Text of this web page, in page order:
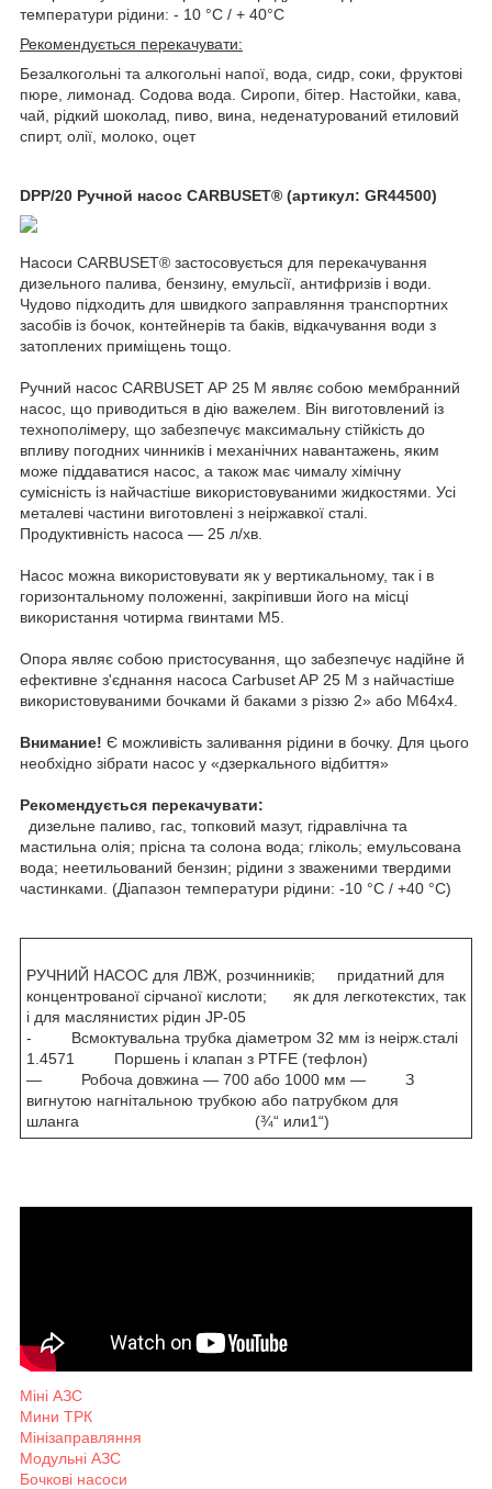
температури рідини: - 10 °C / + 40°C
Рекомендується перекачувати:
Безалкогольні та алкогольні напої, вода, сидр, соки, фруктові
пюре, лимонад. Содова вода. Сиропи, бітер. Настойки, кава,
чай, рідкий шоколад, пиво, вина, неденатурований етиловий
спирт, олії, молоко, оцет
DPP/20 Ручной насос CARBUSET® (артикул: GR44500)
Насоси CARBUSET® застосовується для перекачування
дизельного палива, бензину, емульсії, антифризів і води.
Чудово підходить для швидкого заправляння транспортних
засобів із бочок, контейнерів та баків, відкачування води з
затоплених приміщень тощо.
Ручний насос CARBUSET AP 25 M являє собою мембранний
насос, що приводиться в дію важелем. Він виготовлений із
технополімеру, що забезпечує максимальну стійкість до
впливу погодних чинників і механічних навантажень, яким
може піддаватися насос, а також має чималу хімічну
сумісність із найчастіше використовуваними жидкостями. Усі
металеві частини виготовлені з неіржавкої сталі.
Продуктивність насоса — 25 л/хв.
Насос можна використовувати як у вертикальному, так і в
горизонтальному положенні, закріпивши його на місці
використання чотирма гвинтами M5.
Опора являє собою пристосування, що забезпечує надійне й
ефективне з'єднання насоса Carbuset AP 25 M з найчастіше
використовуваними бочками й баками з різзю 2» або M64x4.
Внимание! Є можливість заливання рідини в бочку. Для цього
необхідно зібрати насос у «дзеркального відбиття»
Рекомендується перекачувати:
дизельне паливо, гас, топковий мазут, гідравлічна та
мастильна олія; прісна та солона вода; гліколь; емульсована
вода; неетильований бензин; рідини з зваженими твердими
частинками. (Діапазон температури рідини: -10 °C / +40 °C)
РУЧНИЙ НАСОС для ЛВЖ, розчинників; придатний для
концентрованої сірчаної кислоти; як для легкотекстих, так
і для маслянистих рідин JP-05
- Всмоктувальна трубка діаметром 32 мм із неірж.сталі
1.4571 Поршень і клапан з PTFE (тефлон)
— Робоча довжина — 700 або 1000 мм — З
вигнутою нагнітальною трубкою або патрубком для
шланга (¾“ или1“)
Міні АЗС
Мини ТРК
Мінізаправляння
Модульні АЗС
Бочкові насоси